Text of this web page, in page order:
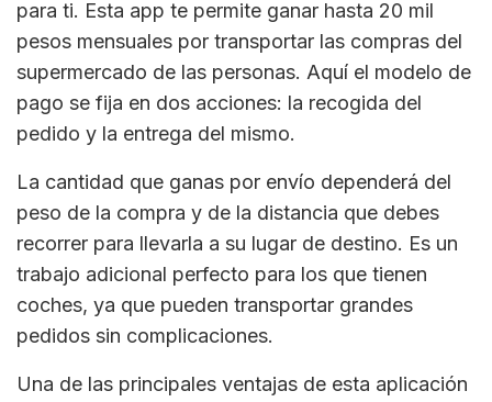
para ti. Esta app te permite ganar hasta 20 mil
pesos mensuales por transportar las compras del
supermercado de las personas. Aquí el modelo de
pago se fija en dos acciones: la recogida del
pedido y la entrega del mismo.
La cantidad que ganas por envío dependerá del
peso de la compra y de la distancia que debes
recorrer para llevarla a su lugar de destino. Es un
trabajo adicional perfecto para los que tienen
coches, ya que pueden transportar grandes
pedidos sin complicaciones.
Una de las principales ventajas de esta aplicación